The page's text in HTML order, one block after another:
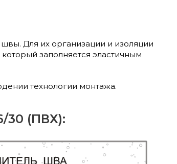
Для их организации и изоляции
заполняется эластичным
технологии монтажа.
30 (ПВХ):